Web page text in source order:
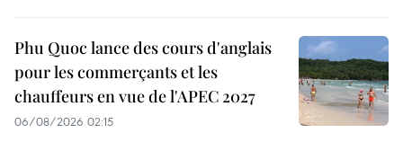
Phu Quoc lance des cours d'anglais
pour les commerçants et les
chauffeurs en vue de l'APEC 2027
06/08/2026 02:15